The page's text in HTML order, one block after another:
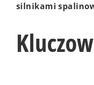
silnikami